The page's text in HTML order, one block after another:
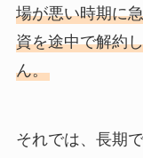
場が悪い時期に
資を途中で解約
ん。
それでは、長期